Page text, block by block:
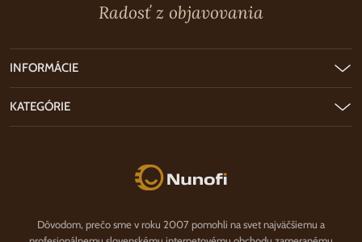
Radosť z objavovania
Nunofi.sk
Dôvodom, prečo sme v roku 2007 pomohli na svet najväčšiemu a
INFORMÁCIE
KATEGÓRIE